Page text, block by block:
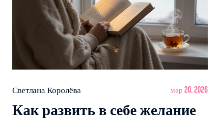
Светлана Королёва мар 20, 2026
Как развить в себе желание